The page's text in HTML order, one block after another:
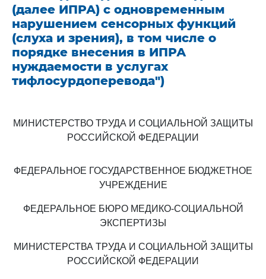
(далее ИПРА) с одновременным
нарушением сенсорных функций
(слуха и зрения), в том числе о
порядке внесения в ИПРА
нуждаемости в услугах
тифлосурдоперевода")
МИНИСТЕРСТВО ТРУДА И СОЦИАЛЬНОЙ ЗАЩИТЫ
РОССИЙСКОЙ ФЕДЕРАЦИИ
ФЕДЕРАЛЬНОЕ ГОСУДАРСТВЕННОЕ БЮДЖЕТНОЕ
УЧРЕЖДЕНИЕ
ФЕДЕРАЛЬНОЕ БЮРО МЕДИКО-СОЦИАЛЬНОЙ
ЭКСПЕРТИЗЫ
МИНИСТЕРСТВА ТРУДА И СОЦИАЛЬНОЙ ЗАЩИТЫ
РОССИЙСКОЙ ФЕДЕРАЦИИ